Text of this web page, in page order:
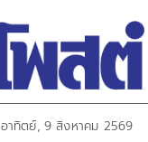
อาทิตย์, 9 สิงหาคม 2569